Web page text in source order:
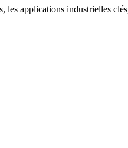
applications industrielles